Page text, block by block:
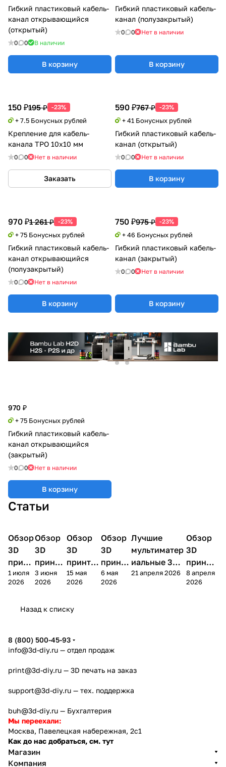
Гибкий пластиковый кабель-
канал открывающийся
(открытый)
0 0 В наличии
В корзину
Гибкий пластиковый кабель-
канал (полузакрытый)
0 0 Нет в наличии
В корзину
150 ₽195 ₽ -23%
+ 7.5 Бонусных рублей
Крепление для кабель-
канала ТРО 10х10 мм
0 0 Нет в наличии
Заказать
590 ₽767 ₽ -23%
+ 41 Бонусных рублей
Гибкий пластиковый кабель-
канал (открытый)
0 0 Нет в наличии
В корзину
970 ₽1 261 ₽ -23%
+ 75 Бонусных рублей
Гибкий пластиковый кабель-
канал открывающийся
(полузакрытый)
0 0 Нет в наличии
В корзину
750 ₽975 ₽ -23%
+ 46 Бонусных рублей
Гибкий пластиковый кабель-
канал (закрытый)
0 0 Нет в наличии
В корзину
970 ₽
+ 75 Бонусных рублей
Гибкий пластиковый кабель-
канал открывающийся
(закрытый)
0 0 Нет в наличии
В корзину
Статьи
3D
принтеры
Обзор
3D
принт
ера
Bamb
1 июля
2026
3D
принтеры
Обзор
3D
принте
ра
Anycubi
4
3 июня
2026
3D
принтеры
Обзор
3D
принтер
а
FlashFo
Creator
15 мая
2026
3D
принтеры
Обзор
3D
принте
ра
Bambu
6 мая
2026
3D принтеры
Лучшие
мультиматер
иальные 3D
принтеры на
21 апреля 2026
3D
Обзор
3D
принте
ра
FlashF
8 апреля
2026
Назад к списку
8 (800) 500-45-93
info@3d-diy.ru — отдел продаж
print@3d-diy.ru — 3D печать на заказ
support@3d-diy.ru — тех. поддержка
buh@3d-diy.ru — Бухгалтерия
Мы переехали:
Москва, Павелецкая набережная, 2с1
Как до нас добраться, см. тут
Магазин
Компания